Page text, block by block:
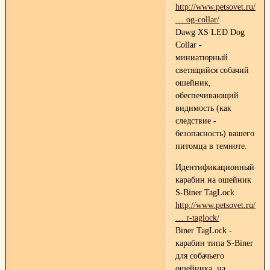
http://www.petsovet.ru/
… og-collar/
Dawg XS LED Dog
Collar -
миниатюрный
светящийся собачий
ошейник,
обеспечивающий
видимость (как
следствие -
безопасность) вашего
питомца в темноте.
Идентификационный
карабин на ошейник
S-Biner TagLock
http://www.petsovet.ru/
… r-taglock/
Biner TagLock -
карабин типа S-Biner
для собачьего